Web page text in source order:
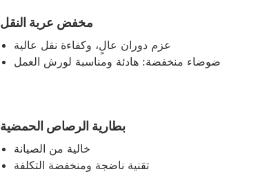
مخفض عربة النقل
عزم دوران عالٍ، وكفاءة نقل عالية
ضوضاء منخفضة: هادئة ومناسبة لورش العمل
بطارية الرصاص الحمضية
خالية من الصيانة
تقنية ناضجة ومنخفضة التكلفة